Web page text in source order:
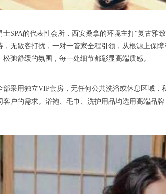
的代表性会所，西安桑拿的环境主打“复古雅
，无散客打扰，一对一管家全程引领，从根源上保
弛舒缓的氛围，每一处细节都彰显高端质感。
用独立VIP套房，无任何公共洗浴或休息区域，
客户的需求。浴袍、毛巾、洗护用品均选用高端品